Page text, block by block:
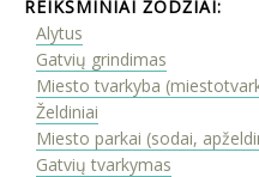
REIKŠMINIAI ŽODŽIAI:
Alytus
Gatvių grindimas
Miesto tvarkyba
Želdiniai
Miesto parkai (sodai,
Gatvių tvarkymas